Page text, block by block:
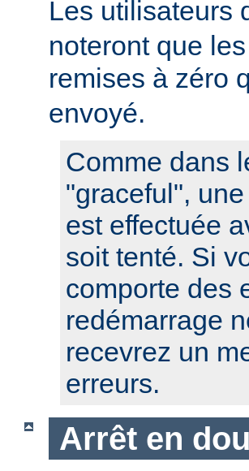
Les utilisateurs
noteront que
remises à zéro
envoyé.
Comme dans
"graceful",
est effectuée
soit tenté. Si
comporte des
redémarrage
recevrez un
erreurs.
Arrêt en